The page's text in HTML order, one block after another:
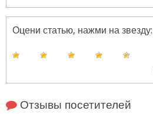
Оцени статью, нажми на звезду:
Отзывы посетителей